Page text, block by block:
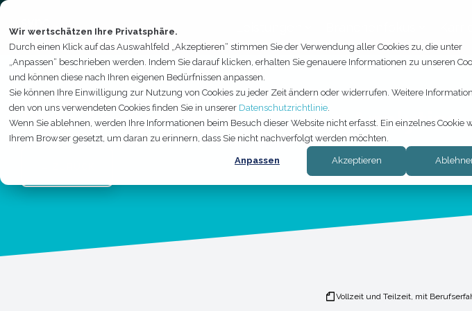
Wir wertschätzen Ihre Privatsphäre.
Durch einen Klick auf das Auswahlfeld „Akzeptieren“ stimmen Sie der Verwendung aller Cookies zu, die unter
„Anpassen“ beschrieben werden. Indem Sie darauf klicken, erhalten Sie genauere Informationen zu unseren
und können diese nach Ihren eigenen Bedürfnissen anpassen.
Sie können Ihre Einwilligung zur Nutzung von Cookies zu jeder Zeit ändern oder widerrufen. Weitere
den von uns verwendeten Cookies finden Sie in unserer Datenschutzrichtlinie.
Wenn Sie ablehnen, werden Ihre Informationen beim Besuch dieser Website nicht erfasst. Ein einzelnes Cookie
Ihrem Browser gesetzt, um daran zu erinnern, dass Sie nicht nachverfolgt werden möchten.
Anpassen Akzeptieren
Skip
the
main
content.
Data Analyst (m/w/d) Data Analytics
Vollzeit und Teilzeit, mit